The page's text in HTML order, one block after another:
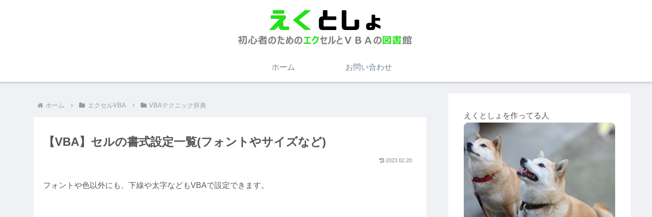
ホーム お問い合わせ
ホーム エクセルVBA VBAテクニック辞典
【VBA】セルの書式設定一覧(フォントやサイズなど)
2023.02.20
フォントや色以外にも、下線や太字などもVBAで設定できます。
えくとしょを作ってる人